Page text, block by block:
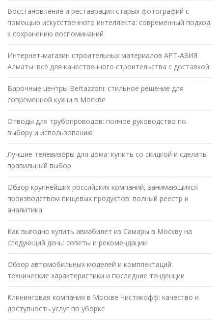
Восстановление и реставрация старых фотографий с
помощью искусственного интеллекта: современный подход
к сохранению воспоминаний
Интернет-магазин строительных материалов АРТ-АЗИЯ
Алматы: всё для качественного строительства с доставкой
Варочные центры Bertazzoni: стильное решение для
современной кухни в Москве
Отводы для трубопроводов: полное руководство по
выбору и использованию
Лучшие телевизоры для дома: купить со скидкой и сделать
правильный выбор
Обзор крупнейших российских компаний, занимающихся
производством пищевых продуктов: полный реестр и
аналитика
Как выгодно купить авиабилет из Самары в Москву на
следующий день: советы и рекомендации
Обзор автомобильных моделей и комплектаций:
технические характеристики и последние тенденции
Клининговая компания в Москве Чистякофф: качество и
доступность услуг по уборке